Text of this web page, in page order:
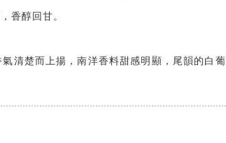
香醇回甘。
清楚而上揚，南洋香料甜感明顯，尾韻的白葡